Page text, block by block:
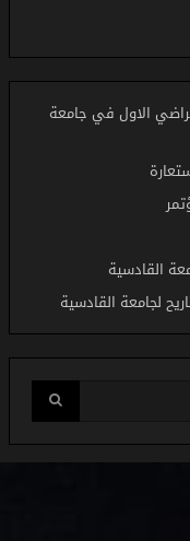
الاول في جامعة
القادسية
لجامعة القادسية